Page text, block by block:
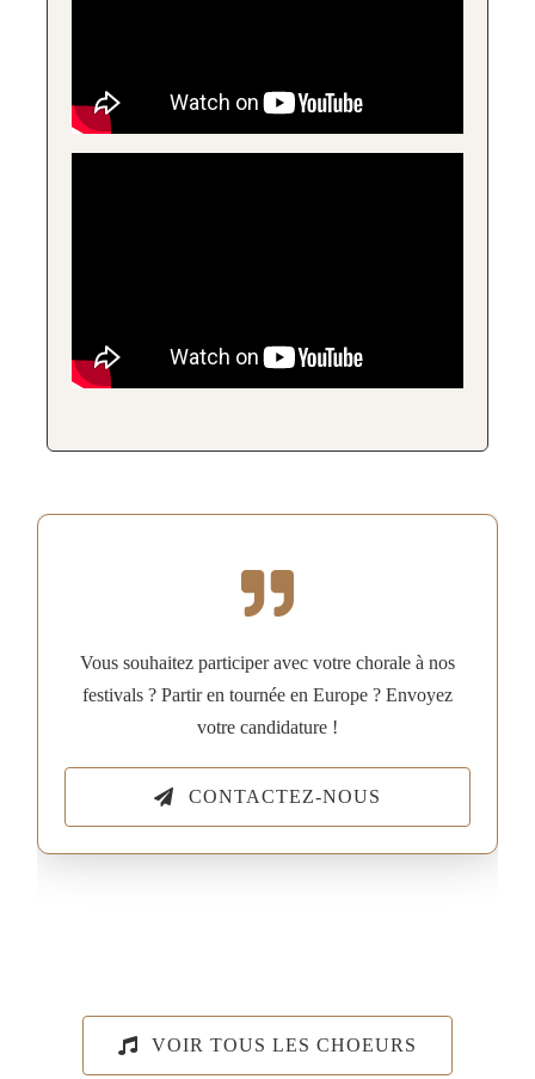
Vous souhaitez participer avec votre chorale à nos
festivals ? Partir en tournée en Europe ? Envoyez
votre candidature !
CONTACTEZ-NOUS
VOIR TOUS LES CHOEURS